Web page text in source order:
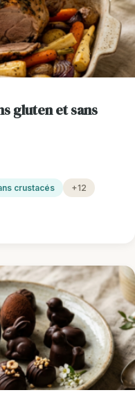
gluten et sans
crustacés +12